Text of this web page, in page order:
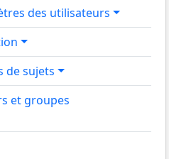
des utilisateurs
de sujets
et groupes